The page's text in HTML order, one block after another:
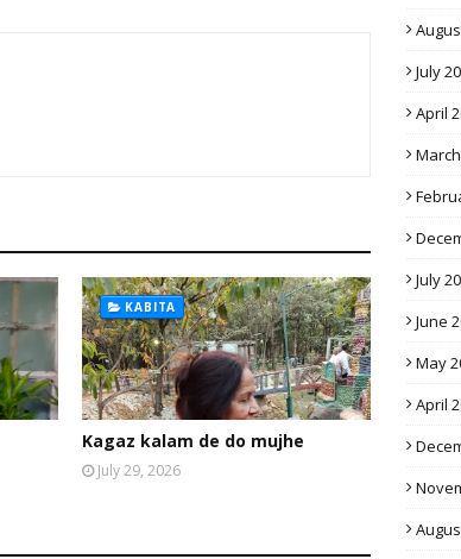
KABITA
Kagaz kalam de do mujhe
July 29, 2026
July
April
July
June
May
April